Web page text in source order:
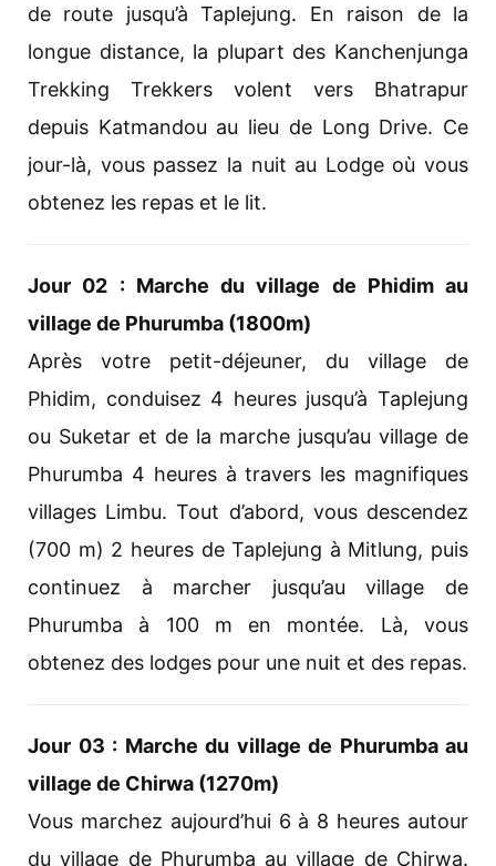
de route jusqu’à Taplejung. En raison de la
longue distance, la plupart des Kanchenjunga
Trekking Trekkers volent vers Bhatrapur
depuis Katmandou au lieu de Long Drive. Ce
jour-là, vous passez la nuit au Lodge où vous
obtenez les repas et le lit.
Jour 02 : Marche du village de Phidim au
village de Phurumba (1800m)
Après votre petit-déjeuner, du village de
Phidim, conduisez 4 heures jusqu’à Taplejung
ou Suketar et de la marche jusqu’au village de
Phurumba 4 heures à travers les magnifiques
villages Limbu. Tout d’abord, vous descendez
(700 m) 2 heures de Taplejung à Mitlung, puis
continuez à marcher jusqu’au village de
Phurumba à 100 m en montée. Là, vous
obtenez des lodges pour une nuit et des repas.
Jour 03 : Marche du village de Phurumba au
village de Chirwa (1270m)
Vous marchez aujourd’hui 6 à 8 heures autour
du village de Phurumba au village de Chirwa.